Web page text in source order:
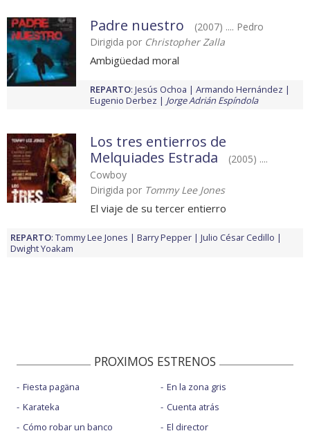
Padre nuestro
(2007) .... Pedro
Dirigida por Christopher Zalla
Ambigüedad moral
REPARTO: Jesús Ochoa
Armando Hernández
Eugenio Derbez
Jorge Adrián Espíndola
Los tres entierros de
Melquiades Estrada
(2005) ....
Cowboy
Dirigida por Tommy Lee Jones
El viaje de su tercer entierro
REPARTO: Tommy Lee Jones Barry Pepper
Julio César Cedillo
Dwight Yoakam
PROXIMOS ESTRENOS
Fiesta pagäna
Karateka
Cómo robar un banco
En la zona gris
Cuenta atrás
El director